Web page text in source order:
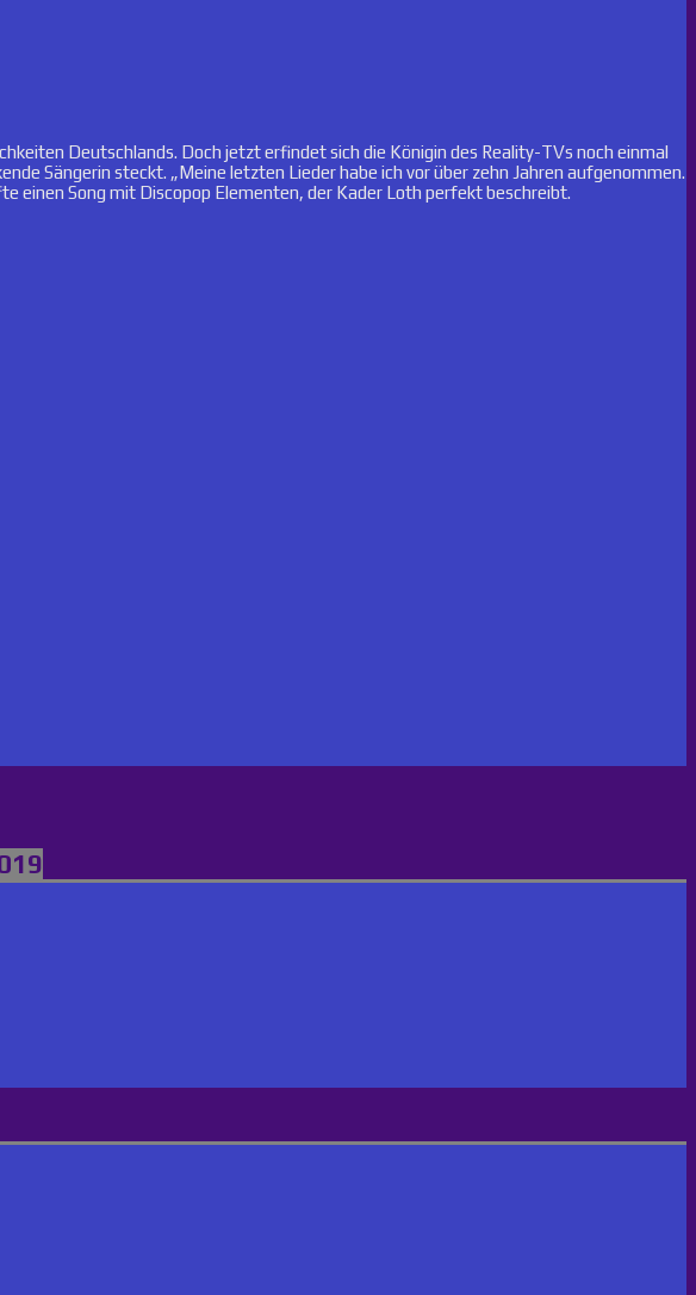
Deutschlands. Doch jetzt erfindet sich die Königin des Reality-TVs noch einmal
Sängerin steckt. „Meine letzten Lieder habe ich vor über zehn Jahren aufgenommen.
einen Song mit Discopop Elementen, der Kader Loth perfekt beschreibt.